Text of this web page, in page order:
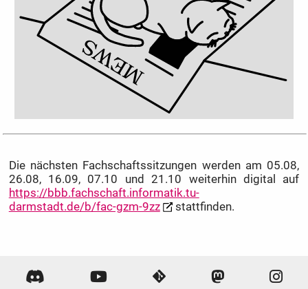
Die nächsten Fachschaftssitzungen werden am 05.08,
26.08, 16.09, 07.10 und 21.10 weiterhin digital auf
https://bbb.fachschaft.informatik.tu-
darmstadt.de/b/fac-gzm-9zz
stattfinden.